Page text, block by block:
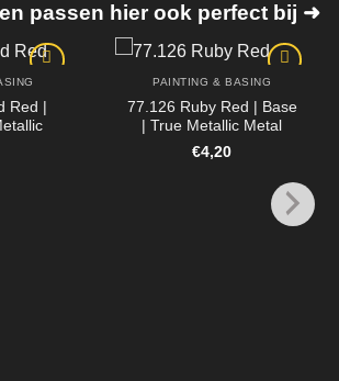
passen hier ook perfect bij ➜
Red |
PAINTING & BASING
77.126 Ruby Red | Base
| True Metallic Metal
€4,20